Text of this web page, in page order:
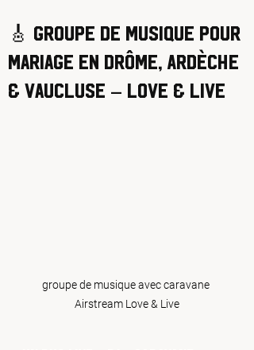
🎸 Groupe de musique pour
mariage en Drôme, Ardèche
& Vaucluse – Love & Live
groupe de musique avec caravane
Airstream Love & Live